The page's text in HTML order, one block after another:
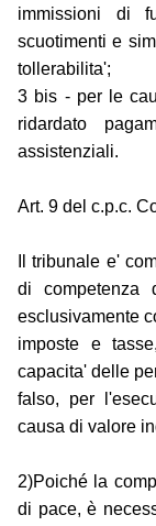
immissioni di
scuotimenti e
tollerabilita';
3 bis - per le
ridardato
assistenziali.
Art. 9 del c.p.c.
Il tribunale e'
di competenza
esclusivamente
imposte e
capacita' delle
falso, per
causa di valore
2)Poiché la
di pace, è